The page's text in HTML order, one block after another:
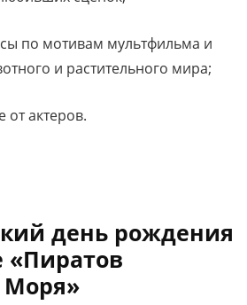
по мотивам мультфильма и
и растительного мира;
от актеров.
день рождения
«Пиратов
Моря»